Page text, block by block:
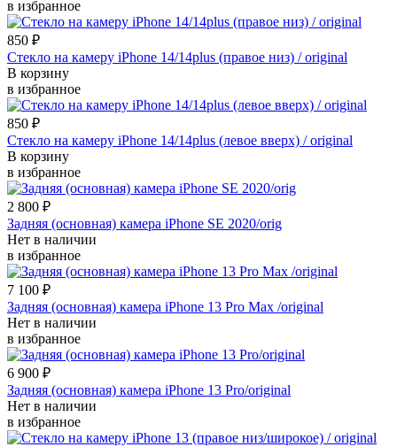
в избранное
850 ₽
Стекло на камеру iPhone 14/14plus (правое низ) / original
В корзину
в избранное
850 ₽
Стекло на камеру iPhone 14/14plus (левое вверх) / original
В корзину
в избранное
2 800 ₽
Задняя (основная) камера iPhone SE 2020/orig
Нет в наличии
в избранное
7 100 ₽
Задняя (основная) камера iPhone 13 Pro Max /original
Нет в наличии
в избранное
6 900 ₽
Задняя (основная) камера iPhone 13 Pro/original
Нет в наличии
в избранное